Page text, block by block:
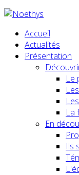
Accueil
Actualités
Présentation
Le
La
En
Ils